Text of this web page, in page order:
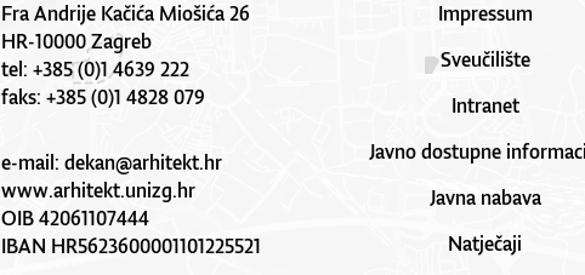
Fra Andrije Kačića Miošića 26
HR-10000 Zagreb
tel: +385 (0)1 4639 222
faks: +385 (0)1 4828 079
e-mail:dekan@arhitekt.hr
www.arhitekt.unizg.hr
OIB 42061107444
IBAN HR5623600001101225521
Impressum
Sveučilište
Intranet
Javno dostupne
Javna nabava
Natječaji